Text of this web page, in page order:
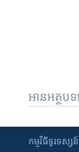
អានអត្ថប
កម្មវិធី​ទូរទស្សន៍